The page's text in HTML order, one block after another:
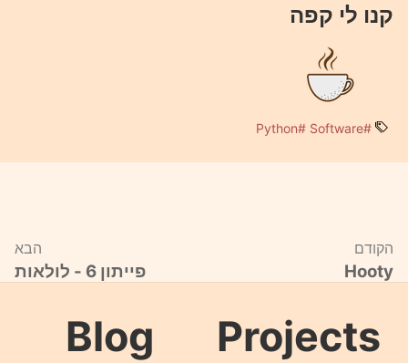
קנו לי קפה
#Software
#Python
הבא
פייתון 6 - לולאות
הקודם
Hooty
Blog Projects